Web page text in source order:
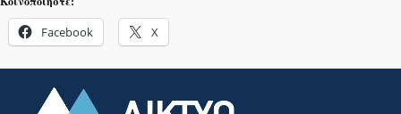
Facebook X